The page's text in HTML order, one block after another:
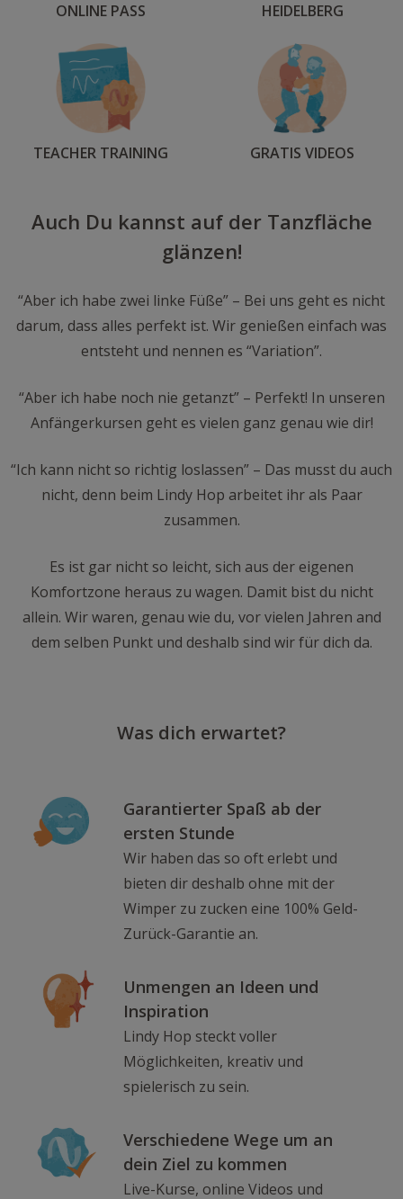
ONLINE PASS HEIDELBERG
TEACHER TRAINING GRATIS VIDEOS
Auch Du kannst auf der Tanzfläche
glänzen!
“Aber ich habe zwei linke Füße” – Bei uns geht es nicht
darum, dass alles perfekt ist. Wir genießen einfach was
entsteht und nennen es “Variation”.
“Aber ich habe noch nie getanzt” – Perfekt! In unseren
Anfängerkursen geht es vielen ganz genau wie dir!
“Ich kann nicht so richtig loslassen” – Das musst du auch
nicht, denn beim Lindy Hop arbeitet ihr als Paar
zusammen.
Es ist gar nicht so leicht, sich aus der eigenen
Komfortzone heraus zu wagen. Damit bist du nicht
allein. Wir waren, genau wie du, vor vielen Jahren and
dem selben Punkt und deshalb sind wir für dich da.
Was dich erwartet?
Garantierter Spaß ab der
ersten Stunde
Wir haben das so oft erlebt und
bieten dir deshalb ohne mit der
Wimper zu zucken eine 100% Geld-
Zurück-Garantie an.
Unmengen an Ideen und
Inspiration
Lindy Hop steckt voller
Möglichkeiten, kreativ und
spielerisch zu sein.
Verschiedene Wege um an
dein Ziel zu kommen
Live-Kurse, online Videos und